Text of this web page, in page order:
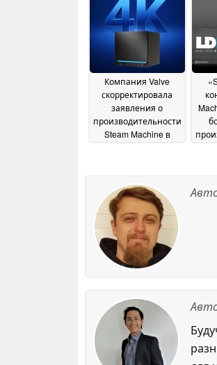
нестрогую политику
доставки20 July 2026
Компания Valve
скорректировала
заявления о
производительности
Steam Machine в
сомнению цена
June 2026